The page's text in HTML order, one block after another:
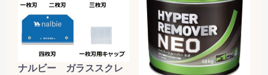
ナルビー ガラススクレ